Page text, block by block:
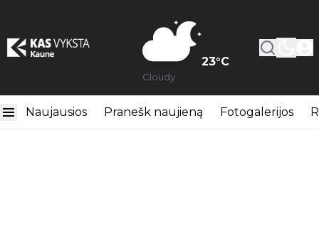
23°C
Cloudy
Naujausios Pranešk naujieną Fotogalerijos